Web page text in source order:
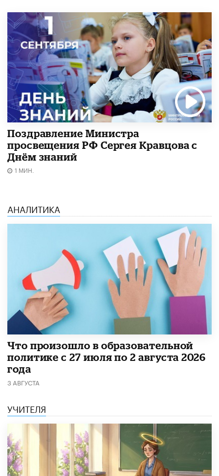
Поздравление Министра
просвещения РФ Сергея Кравцова с
Днём знаний
1 МИН.
АНАЛИТИКА
​Что произошло в образовательной
политике с 27 июля по 2 августа 2026
года
3 АВГУСТА
УЧИТЕЛЯ